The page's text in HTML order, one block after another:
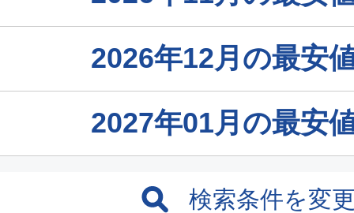
2026年12月の最安
2027年01月の最安
検索条件を変